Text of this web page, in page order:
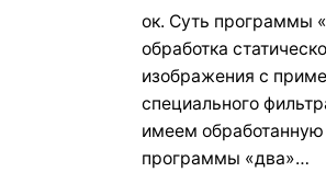
ок. Суть программы
обработка
изображения с
специального
имеем обработанную
программы «два»…